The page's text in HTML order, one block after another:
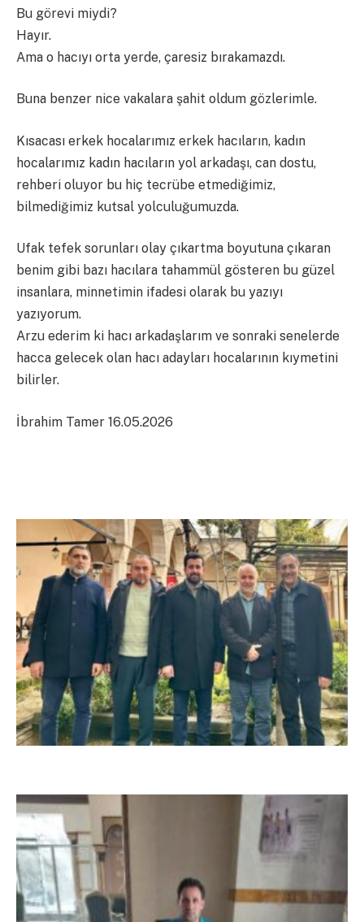
Bu görevi miydi?
Hayır.
Ama o hacıyı orta yerde, çaresiz bırakamazdı.
Buna benzer nice vakalara şahit oldum gözlerimle.
Kısacası erkek hocalarımız erkek hacıların, kadın
hocalarımız kadın hacıların yol arkadaşı, can dostu,
rehberi oluyor bu hiç tecrübe etmediğimiz,
bilmediğimiz kutsal yolculuğumuzda.
Ufak tefek sorunları olay çıkartma boyutuna çıkaran
benim gibi bazı hacılara tahammül gösteren bu güzel
insanlara, minnetimin ifadesi olarak bu yazıyı
yazıyorum.
Arzu ederim ki hacı arkadaşlarım ve sonraki senelerde
hacca gelecek olan hacı adayları hocalarının kıymetini
bilirler.
İbrahim Tamer 16.05.2026